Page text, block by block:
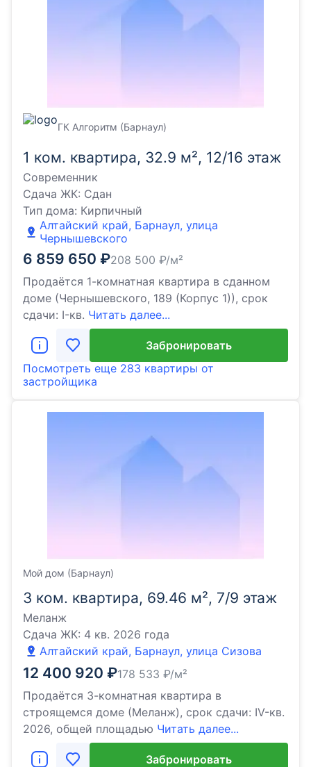
1 ком. квартира, 32.9 м², 12/16 этаж
Современник
Сдача ЖК: Сдан
Тип дома: Кирпичный
Алтайский край, Барнаул, улица
Чернышевского
6 859 650 ₽208 500 ₽/м²
Продаётся 1-комнатная квартира в сданном
доме (Чернышевского, 189 (Корпус 1)), срок
сдачи: I-кв. Читать далее...
ГК Алгоритм (Барнаул)
Забронировать
Посмотреть еще 283 квартиры от
застройщика
3 ком. квартира, 69.46 м², 7/9 этаж
Меланж
Сдача ЖК: 4 кв. 2026 года
Алтайский край, Барнаул, улица Сизова
12 400 920 ₽178 533 ₽/м²
Продаётся 3-комнатная квартира в
строящемся доме (Меланж), срок сдачи: IV-кв.
2026, общей площадью Читать далее...
Мой дом (Барнаул)
Забронировать